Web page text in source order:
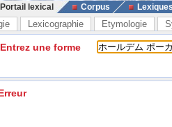
Portail lexical Corpus
Lexicographie Etymologie
Entrez une forme